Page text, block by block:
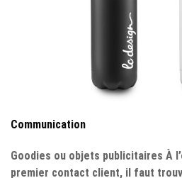
Communication
Goodies ou objets publicitaires À
premier contact client, il faut